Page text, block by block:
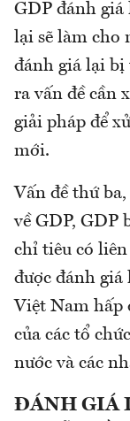
GDP đánh giá
lại sẽ làm cho
đánh giá lại bị
ra vấn đề cần
giải pháp để
mới.
Vấn đề thứ
về GDP, GDP
chỉ tiêu có
được đánh giá
Việt Nam hấp
của các tổ
nước và các
ĐÁNH GIÁ